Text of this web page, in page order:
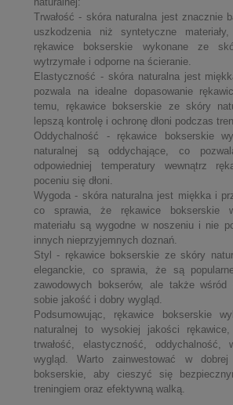
Trwałość - skóra naturalna jest znacznie
uszkodzenia niż syntetyczne
rękawice bokserskie wykonane ze
wytrzymałe i odporne na ścieranie.
Elastyczność - skóra naturalna jest
pozwala na idealne dopasowanie
temu, rękawice bokserskie ze skóry
lepszą kontrolę i ochronę dłoni podczas
Oddychalność - rękawice bokserskie
naturalnej są oddychające, co
odpowiedniej temperatury wewnątrz
poceniu się dłoni.
Wygoda - skóra naturalna jest miękka i
co sprawia, że rękawice bokserskie
materiału są wygodne w noszeniu i nie
innych nieprzyjemnych doznań.
Styl - rękawice bokserskie ze skóry
eleganckie, co sprawia, że są
zawodowych bokserów, ale także
sobie jakość i dobry wygląd.
Podsumowując, rękawice bokserskie
naturalnej to wysokiej jakości
trwałość, elastyczność, oddychalność,
wygląd. Warto zainwestować w
bokserskie, aby cieszyć się
treningiem oraz efektywną walką.